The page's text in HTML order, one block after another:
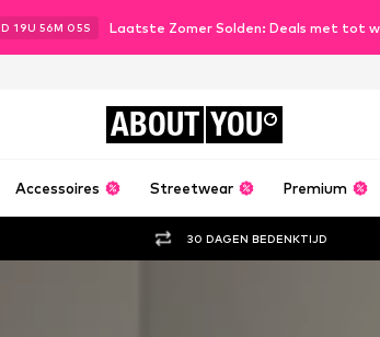
D 19U 56M 02S Laatste Zomer Solden: Deals met tot
ABOUT YOU
Accessoires Streetwear Premium
30 DAGEN BEDENKTIJD